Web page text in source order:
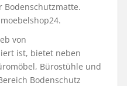
Bodenschutzmatte.
von
ist, bietet neben
Bürostühle und
Bodenschutz